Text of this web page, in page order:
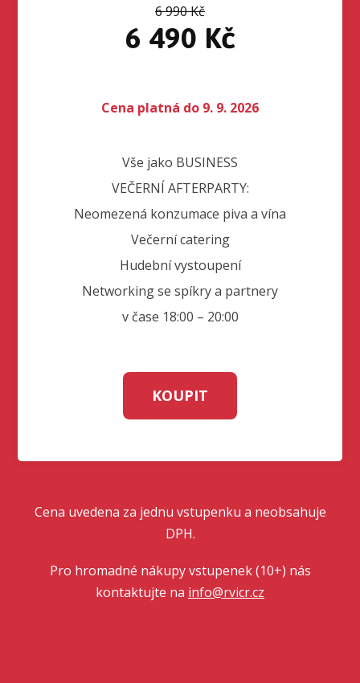
6 990 Kč
6 490 Kč
Cena platná do 9. 9. 2026
Vše jako BUSINESS
VEČERNÍ AFTERPARTY:
Neomezená konzumace piva a vína
Večerní catering
Hudební vystoupení
Networking se spíkry a partnery
v čase 18:00 – 20:00
KOUPIT
Cena uvedena za jednu vstupenku a neobsahuje
DPH.
Pro hromadné nákupy vstupenek (10+) nás
kontaktujte na info@rvicr.cz